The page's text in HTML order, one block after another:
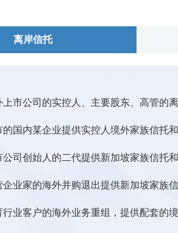
离岸信托
上市公司的实控人、主要股东、高管的
的国内某企业提供实控人境外家族信托
公司创始人的二代提供新加坡家族信托
企业家的海外并购退出提供新加坡家族
行业客户的海外业务重组，提供配套的